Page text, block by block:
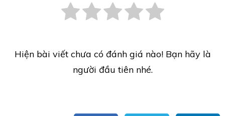
Hiện bài viết chưa có đánh giá nào! Bạn hãy là
người đầu tiên nhé.